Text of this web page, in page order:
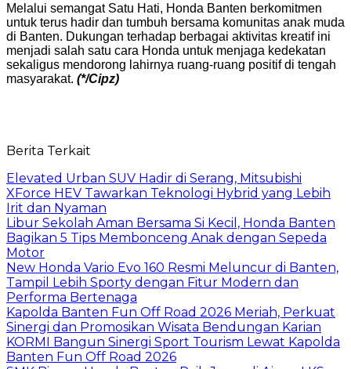
Melalui semangat Satu Hati, Honda Banten berkomitmen
untuk terus hadir dan tumbuh bersama komunitas anak muda
di Banten. Dukungan terhadap berbagai aktivitas kreatif ini
menjadi salah satu cara Honda untuk menjaga kedekatan
sekaligus mendorong lahirnya ruang-ruang positif di tengah
masyarakat. (*/Cipz)
Berita Terkait
Elevated Urban SUV Hadir di Serang, Mitsubishi
XForce HEV Tawarkan Teknologi Hybrid yang Lebih
Irit dan Nyaman
Libur Sekolah Aman Bersama Si Kecil, Honda Banten
Bagikan 5 Tips Membonceng Anak dengan Sepeda
Motor
New Honda Vario Evo 160 Resmi Meluncur di Banten,
Tampil Lebih Sporty dengan Fitur Modern dan
Performa Bertenaga
Kapolda Banten Fun Off Road 2026 Meriah, Perkuat
Sinergi dan Promosikan Wisata Bendungan Karian
KORMI Bangun Sinergi Sport Tourism Lewat Kapolda
Banten Fun Off Road 2026